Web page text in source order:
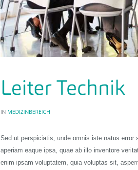
Leiter Technik
IN MEDIZINBEREICH
Sed ut perspiciatis, unde omnis iste natus error
aperiam eaque ipsa, quae ab illo inventore
enim ipsam voluptatem, quia voluptas sit,